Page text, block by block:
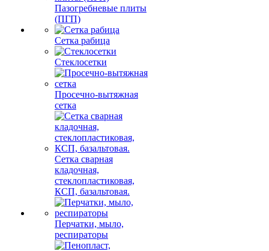
Пазогребневые плиты
(ПГП)
Сетка рабица
Стеклосетки
Просечно-вытяжная
сетка
Сетка сварная
кладочная,
стеклопластиковая,
КСП, базальтовая.
Перчатки, мыло,
респираторы